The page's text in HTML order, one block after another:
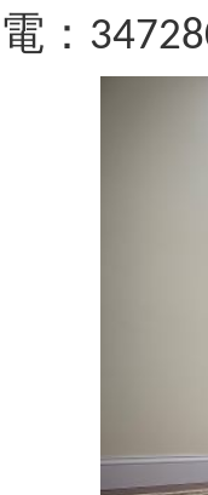
電：